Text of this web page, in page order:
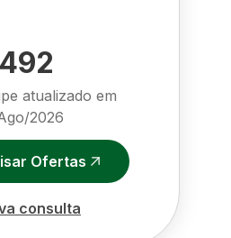
atualizado em
2026
Ofertas
consulta